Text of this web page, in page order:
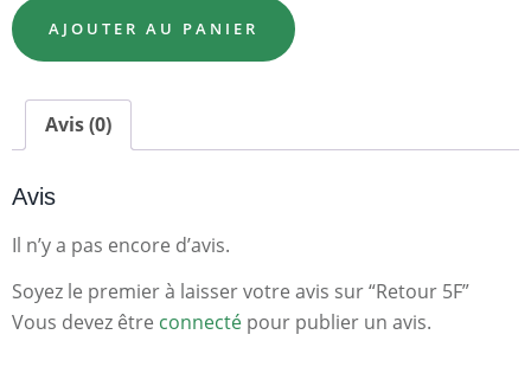
AJOUTER AU PANIER
Avis (0)
Avis
Il n’y a pas encore d’avis.
Soyez le premier à laisser votre avis sur “Retour 5F”
Vous devez être connecté pour publier un avis.